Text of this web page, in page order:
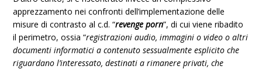
apprezzamento nei confronti dell’implementazione delle
misure di contrasto al c.d. “revenge porn”, di cui viene ribadito
il perimetro, ossia “registrazioni audio, immagini o video o altri
documenti informatici a contenuto sessualmente esplicito che
riguardano l’interessato, destinati a rimanere privati, che